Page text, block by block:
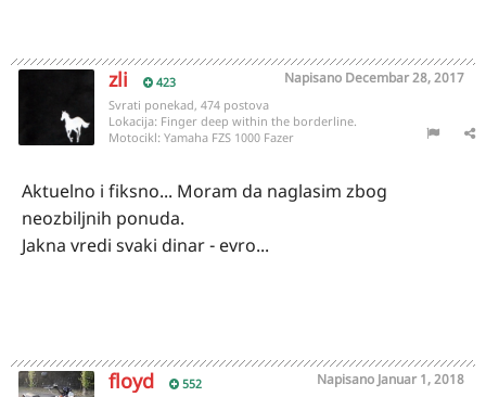
zli 423 Napisano Decembar 28, 2017
Svrati ponekad, 474 postova
Lokacija: Finger deep within the borderline.
Motocikl: Yamaha FZS 1000 Fazer
Aktuelno i fiksno... Moram da naglasim zbog
neozbiljnih ponuda.
Jakna vredi svaki dinar - evro...
floyd 552 Napisano Januar 1, 2018